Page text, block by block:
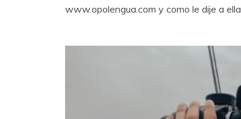
www.opolengua.com y como le dije a ella...